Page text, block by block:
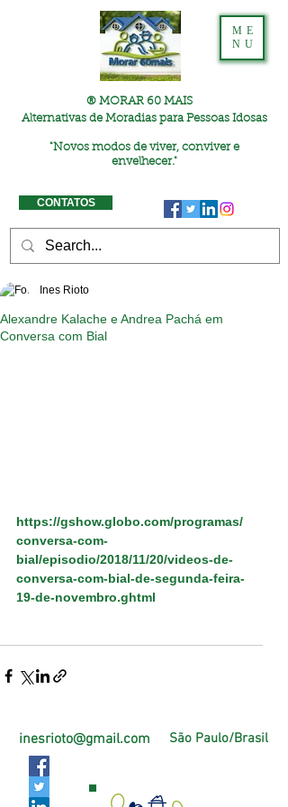
® MORAR 60 MAIS
Alternativas de Moradias para Pessoas Idosas
"Novos modos de viver, conviver e
envelhecer."
ME
NU
CONTATOS
Alexandre Kalache e Andrea Pachá em
Conversa com Bial
Ines Rioto
https://gshow.globo.com/programas/
conversa-com-
bial/episodio/2018/11/20/videos-de-
conversa-com-bial-de-segunda-feira-
19-de-novembro.ghtml
São Paulo/Brasil
inesrioto@gmail.com